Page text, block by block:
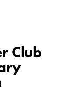
Club